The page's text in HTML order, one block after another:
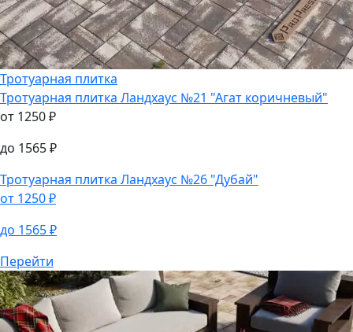
Тротуарная плитка
Тротуарная плитка Ландхаус №21 "Агат коричневый"
от 1250₽
до 1565₽
Тротуарная плитка
от1250₽
до1565 ₽